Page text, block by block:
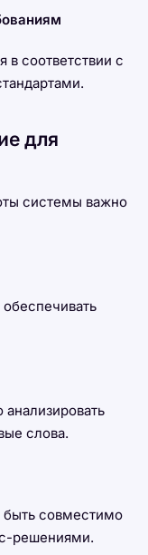
соответствии с
для
системы важно
слова.
совместимо
решениями.